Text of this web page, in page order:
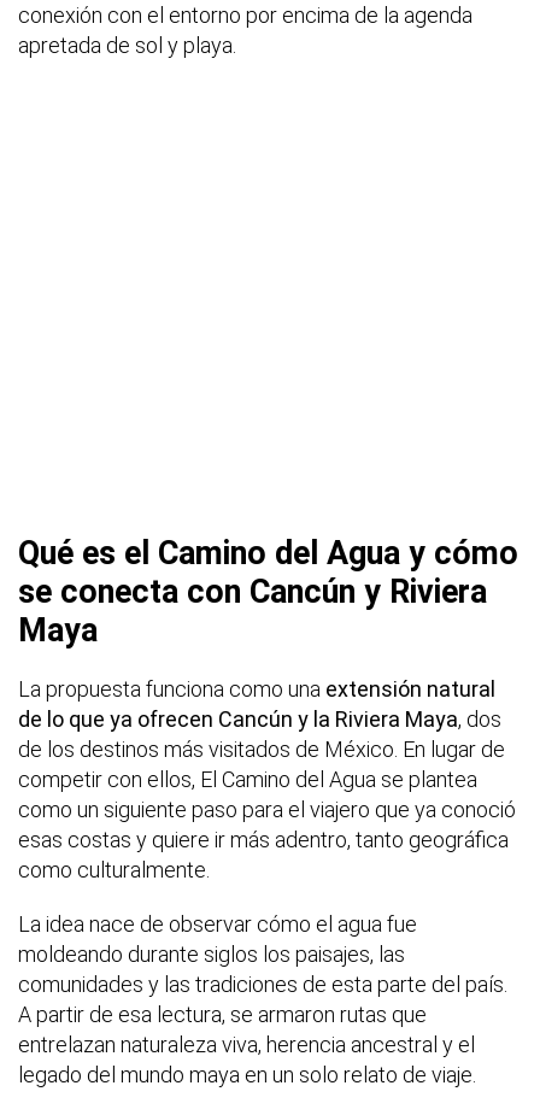
conexión con el entorno por encima de la agenda
apretada de sol y playa.
Qué es el Camino del Agua y cómo
se conecta con Cancún y Riviera
Maya
La propuesta funciona como una extensión natural
de lo que ya ofrecen Cancún y la Riviera Maya, dos
de los destinos más visitados de México. En lugar de
competir con ellos, El Camino del Agua se plantea
como un siguiente paso para el viajero que ya conoció
esas costas y quiere ir más adentro, tanto geográfica
como culturalmente.
La idea nace de observar cómo el agua fue
moldeando durante siglos los paisajes, las
comunidades y las tradiciones de esta parte del país.
A partir de esa lectura, se armaron rutas que
entrelazan naturaleza viva, herencia ancestral y el
legado del mundo maya en un solo relato de viaje.